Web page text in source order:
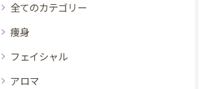
全てのカテゴリー
痩身
フェイシャル
アロマ